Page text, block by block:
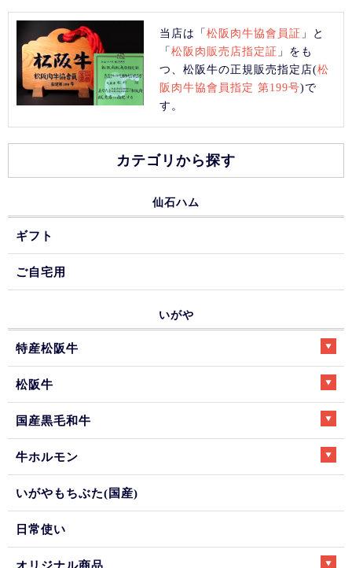
当店は「松阪肉牛協會員証 」と
「松阪肉販売店指定証 」をも
つ、松阪牛の正規販売指定店(松
阪肉牛協會員指定 第199号)で
す。
カテゴリから探す
仙石ハム
ギフト
ご自宅用
いがや
特産松阪牛
松阪牛
国産黒毛和牛
牛ホルモン
いがやもちぶた(国産)
日常使い